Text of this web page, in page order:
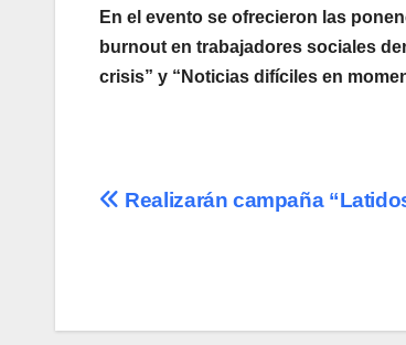
En el evento se ofrecieron las
burnout en trabajadores sociales
crisis” y “Noticias difíciles en
Navegación
Realizarán campaña